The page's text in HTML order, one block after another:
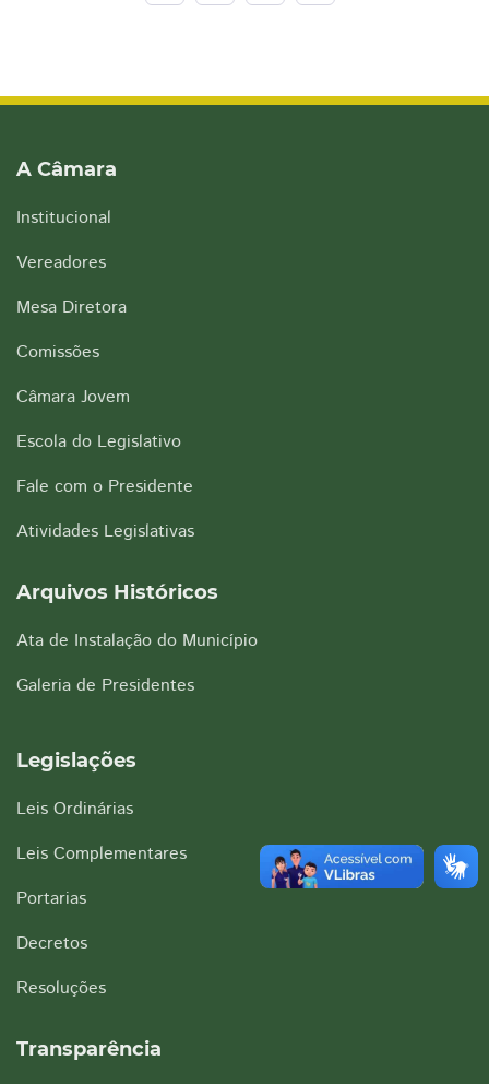
A Câmara
Institucional
Vereadores
Mesa Diretora
Comissões
Câmara Jovem
Escola do Legislativo
Fale com o Presidente
Atividades Legislativas
Arquivos Históricos
Ata de Instalação do Município
Galeria de Presidentes
Legislações
Leis Ordinárias
Leis Complementares
Portarias
Decretos
Resoluções
Transparência